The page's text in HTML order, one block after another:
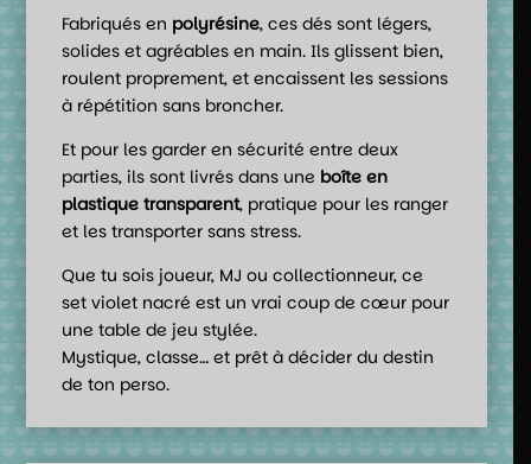
Fabriqués en polyrésine, ces dés sont légers,
solides et agréables en main. Ils glissent bien,
roulent proprement, et encaissent les sessions
à répétition sans broncher.
Et pour les garder en sécurité entre deux
parties, ils sont livrés dans une boîte en
plastique transparent, pratique pour les ranger
et les transporter sans stress.
Que tu sois joueur, MJ ou collectionneur, ce
set violet nacré est un vrai coup de cœur pour
une table de jeu stylée.
Mystique, classe… et prêt à décider du destin
de ton perso.